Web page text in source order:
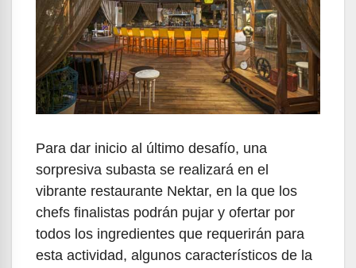
Para dar inicio al último desafío, una
sorpresiva subasta se realizará en el
vibrante restaurante Nektar, en la que los
chefs finalistas podrán pujar y ofertar por
todos los ingredientes que requerirán para
esta actividad, algunos característicos de la